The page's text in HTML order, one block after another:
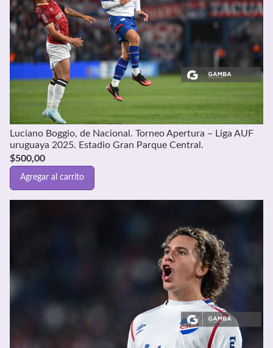
Luciano Boggio, de Nacional. Torneo Apertura – Liga AUF
uruguaya 2025. Estadio Gran Parque Central.
$500,00
Agregar al carrito